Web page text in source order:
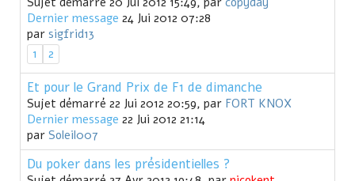
Dernier message 24 Jui 2012 07:28
par sigfrid13
1
2
Et pour le Grand Prix de F1 de dimanche
Sujet démarré 22 Jui 2012 20:59, par FORT KNOX
Dernier message 22 Jui 2012 21:14
par Soleil007
Du poker dans les présidentielles ?